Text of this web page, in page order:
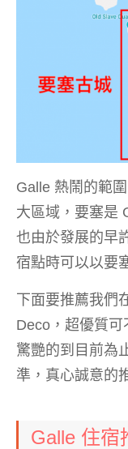
Galle 熱鬧的範
大區域，要塞是
也由於發展的早
宿點時可以以要
下面要推薦我們
Deco，超優質
驚艷的到目前為
準，真心誠意的
Galle 住宿